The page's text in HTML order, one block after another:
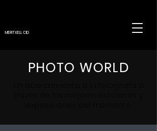
MERITXELL CID
PHOTO WORLD